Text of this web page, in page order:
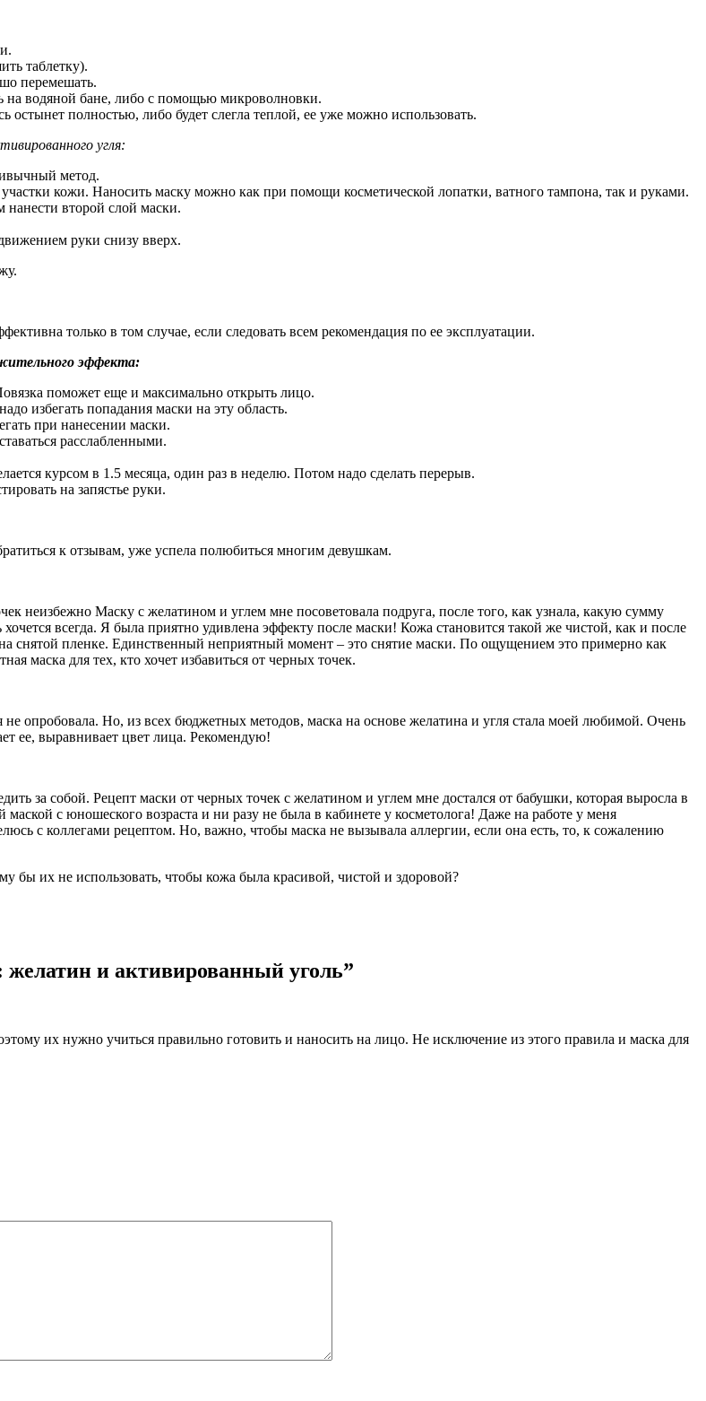
таблетку).
перемешать.
на водяной бане, либо с помощью микроволновки.
полностью, либо будет слегла теплой, ее уже можно использовать.
угля:
метод.
кожи. Наносить маску можно как при помощи косметической лопатки, ватного тампона, так и руками.
второй слой маски.
руки снизу вверх.
только в том случае, если следовать всем рекомендация по ее эксплуатации.
эффекта:
поможет еще и максимально открыть лицо.
избегать попадания маски на эту область.
при нанесении маски.
расслабленными.
курсом в 1.5 месяца, один раз в неделю. Потом надо сделать перерыв.
на запястье руки.
к отзывам, уже успела полюбиться многим девушкам.
неизбежно Маску с желатином и углем мне посоветовала подруга, после того, как узнала, какую сумму
всегда. Я была приятно удивлена эффекту после маски! Кожа становится такой же чистой, как и после
снятой пленке. Единственный неприятный момент – это снятие маски. По ощущением это примерно как
маска для тех, кто хочет избавиться от черных точек.
не опробовала. Но, из всех бюджетных методов, маска на основе желатина и угля стала моей любимой. Очень
ее, выравнивает цвет лица. Рекомендую!
за собой. Рецепт маски от черных точек с желатином и углем мне достался от бабушки, которая выросла в
с юношеского возраста и ни разу не была в кабинете у косметолога! Даже на работе у меня
с коллегами рецептом. Но, важно, чтобы маска не вызывала аллергии, если она есть, то, к сожалению
бы их не использовать, чтобы кожа была красивой, чистой и здоровой?
и активированный уголь”
их нужно учиться правильно готовить и наносить на лицо. Не исключение из этого правила и маска для